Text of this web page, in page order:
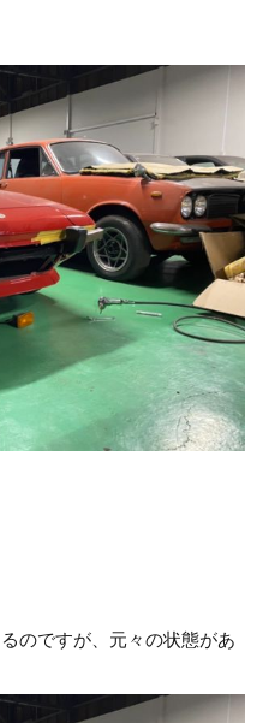
のですが、元々の状態があ